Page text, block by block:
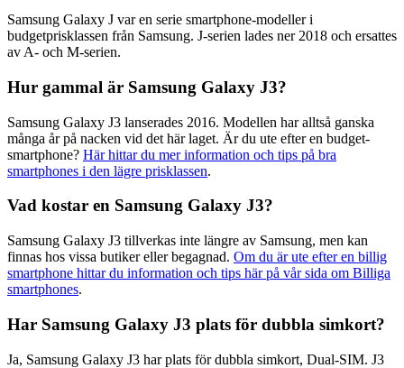
Samsung Galaxy J var en serie smartphone-modeller i
budgetprisklassen från Samsung. J-serien lades ner 2018 och ersattes
av A- och M-serien.
Hur gammal är Samsung Galaxy J3?
Samsung Galaxy J3 lanserades 2016. Modellen har alltså ganska
många år på nacken vid det här laget. Är du ute efter en budget-
smartphone? Här hittar du mer information och tips på bra
smartphones i den lägre prisklassen.
Vad kostar en Samsung Galaxy J3?
Samsung Galaxy J3 tillverkas inte längre av Samsung, men kan
finnas hos vissa butiker eller begagnad. Om du är ute efter en billig
smartphone hittar du information och tips här på vår sida om Billiga
smartphones.
Har Samsung Galaxy J3 plats för dubbla simkort?
Ja, Samsung Galaxy J3 har plats för dubbla simkort, Dual-SIM. J3